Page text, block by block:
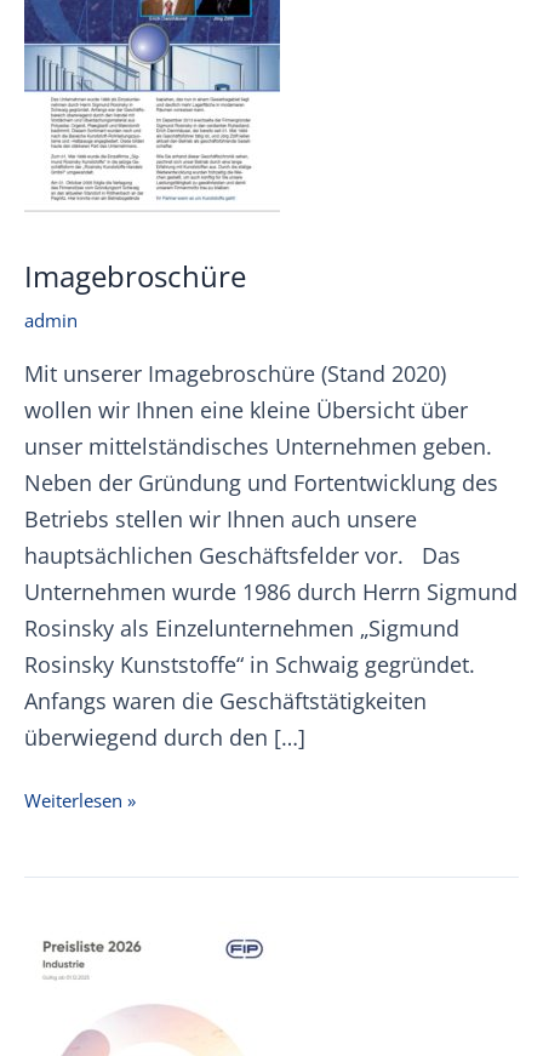
Imagebroschüre
admin
Mit unserer Imagebroschüre (Stand 2020)
wollen wir Ihnen eine kleine Übersicht über
unser mittelständisches Unternehmen geben.
Neben der Gründung und Fortentwicklung des
Betriebs stellen wir Ihnen auch unsere
hauptsächlichen Geschäftsfelder vor. Das
Unternehmen wurde 1986 durch Herrn Sigmund
Rosinsky als Einzelunternehmen „Sigmund
Rosinsky Kunststoffe“ in Schwaig gegründet.
Anfangs waren die Geschäftstätigkeiten
überwiegend durch den […]
Imagebroschüre
Weiterlesen »